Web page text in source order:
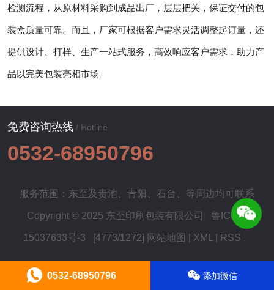
检测流程，从原材料采购到成品出厂，层层把关，保证交付的包
装盒质量可靠。而且，厂家可根据客户需求灵活调整起订量，还
提供设计、打样、生产一站式服务，高效响应客户需求，助力产
品以完美包装亮相市场。
免费咨询热线 / Hotline
0532-68950796
服务范围：东至及贵池 青阳 石台 、等周边均可联系
Copyright © 2025 东至印刷包装有限公司 鲁ICP备
15037633号-3 [4773/1272] 网站地图 XML RSS
0532-68950796 添加微信